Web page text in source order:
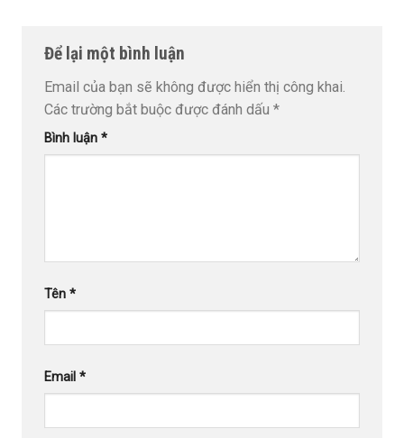
Để lại một bình luận
Email của bạn sẽ không được hiển thị công khai.
Các trường bắt buộc được đánh dấu *
Bình luận *
Tên *
Email *